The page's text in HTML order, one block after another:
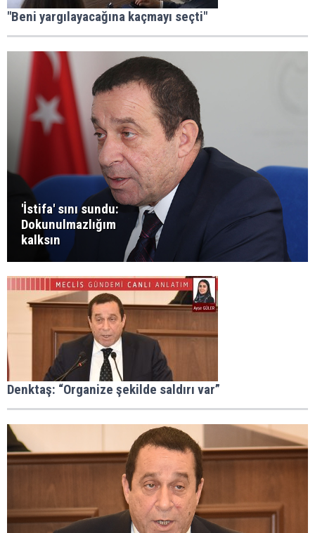
"Beni yargılayacağına kaçmayı seçti"
'İstifa' sını sundu:
Dokunulmazlığım
kalksın
Denktaş: “Organize şekilde saldırı var”